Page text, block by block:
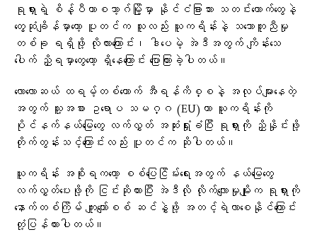
ရုရှားရဲ့ စိန့်ပီတာစဘာ့ဂ်မြို့မှာ နိုင်ငံခြားသား သတင်းထောက်တွေနဲ့
တွေ့ဆုံချိန်မှာတော့ ပူတင်က သူလည်း ယူကရိန်းနဲ့ သဘောတူညီမှု
တစ်ခု ရရှိဖို့ လိုလားကြောင်း၊ ဒါပေမဲ့ အဲဒီအတွက် ကျိန်းသေ
ပေါက် ညှိရမှာတွေတော့ ရှိနေကြောင်း ပြောကြားခဲ့ပါတယ်။
လောလောဆယ် ထရမ့်တစ်ယောက် အီရန်ကိစ္စနဲ့ အလုပ်များနေတဲ့
အတွက် သူ့အစား ဥရောပ သမဂ္ဂ (EU)ဟာ ယူကရိန်းကို
ပိုင်နက်နယ်မြေတွေ လက်လွှတ် အဆုံးရှုံးခံပြီး ရုရှားကို ညှိနှိုင်းဖို့
တိုက်တွန်းသင့်ကြောင်းလည်း ပူတင်က ဆိုပါတယ်။
ယူကရိန်း အစိုးရကတော့ စစ်ပြေငြိမ်းရေးအတွက် နယ်မြေတွေ
လက်လွှတ်ပေးဖို့ကို ငြင်းဆိုထားပြီး အဲဒီလို လိုက်လျောမှုမျိုးက ရုရှားကို
နောက်တစ်ကြိမ် ကျူးကျော်စစ် ဆင်နွှဲဖို့ အတင့်ရဲလာစေနိုင်ကြောင်း
တုံ့ပြန်ထားပါတယ်။